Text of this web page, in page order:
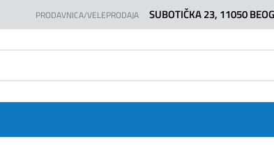
PRODAVNICA/VELEPRODAJA SUBOTIČKA 23, 11050